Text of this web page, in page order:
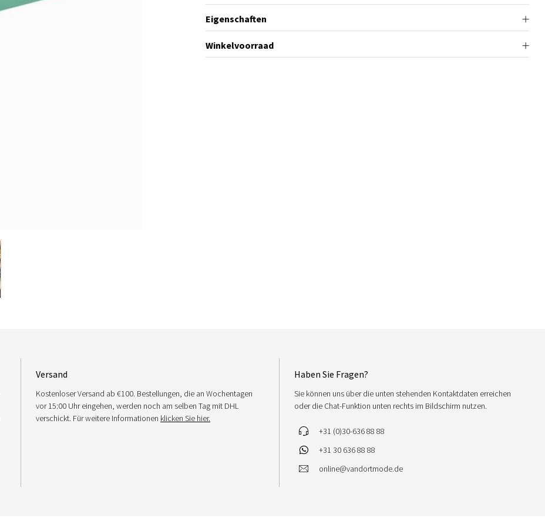
Eigenschaften
Winkelvoorraad
Versand
Kostenloser Versand ab €100. Bestellungen, die an Wochentagen
vor 15:00 Uhr eingehen, werden noch am selben Tag mit DHL
verschickt. Für weitere Informationen klicken Sie hier.
Haben Sie Fragen?
Sie können uns über die unten stehenden Kontaktdaten erreichen
oder die Chat-Funktion unten rechts im Bildschirm nutzen.
+31 (0)30-636 88 88
+31 30 636 88 88
online@vandortmode.de